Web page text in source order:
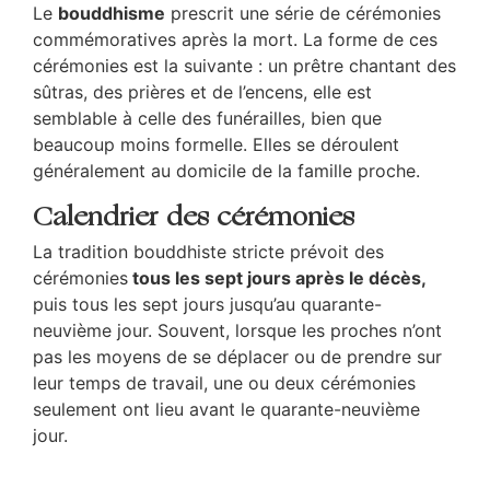
Le bouddhisme prescrit une série de cérémonies
commémoratives après la mort. La forme de ces
cérémonies est la suivante : un prêtre chantant des
sûtras, des prières et de l’encens, elle est
semblable à celle des funérailles, bien que
beaucoup moins formelle. Elles se déroulent
généralement au domicile de la famille proche.
Calendrier des cérémonies
La tradition bouddhiste stricte prévoit des
cérémonies tous les sept jours après le décès,
puis tous les sept jours jusqu’au quarante-
neuvième jour. Souvent, lorsque les proches n’ont
pas les moyens de se déplacer ou de prendre sur
leur temps de travail, une ou deux cérémonies
seulement ont lieu avant le quarante-neuvième
jour.